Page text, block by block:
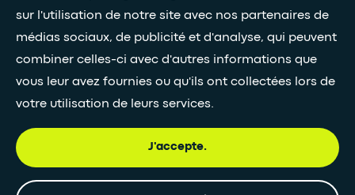
sur l'utilisation de notre site avec nos partenaires de
médias sociaux, de publicité et d'analyse, qui peuvent
combiner celles-ci avec d'autres informations que
vous leur avez fournies ou qu'ils ont collectées lors de
votre utilisation de leurs services.
J'accepte.
© Egis - Tous droits réservés
Politique de
Mentions
Accessiblité
•